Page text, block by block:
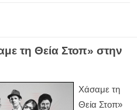
τη Θεία Στοπ» στην
Χάσαμε τη
Θεία Στοπ»